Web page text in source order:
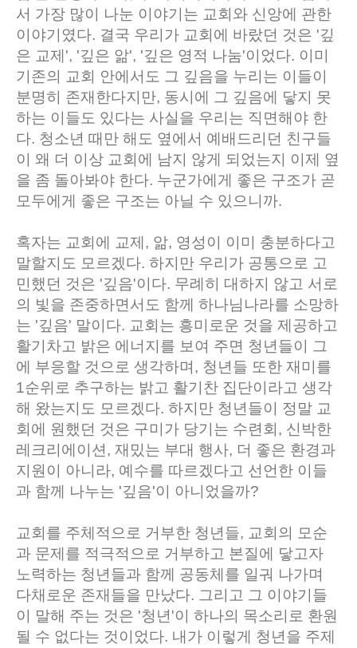
서 가장 많이 나눈 이야기는 교회와 신앙에 관한
이야기였다. 결국 우리가 교회에 바랐던 것은 '깊
은 교제', '깊은 앎', '깊은 영적 나눔'이었다. 이미
기존의 교회 안에서도 그 깊음을 누리는 이들이
분명히 존재한다지만, 동시에 그 깊음에 닿지 못
하는 이들도 있다는 사실을 우리는 직면해야 한
다. 청소년 때만 해도 옆에서 예배드리던 친구들
이 왜 더 이상 교회에 남지 않게 되었는지 이제 옆
을 좀 돌아봐야 한다. 누군가에게 좋은 구조가 곧
모두에게 좋은 구조는 아닐 수 있으니까.
혹자는 교회에 교제, 앎, 영성이 이미 충분하다고
말할지도 모르겠다. 하지만 우리가 공통으로 고
민했던 것은 '깊음'이다. 무례히 대하지 않고 서로
의 빛을 존중하면서도 함께 하나님나라를 소망하
는 '깊음' 말이다. 교회는 흥미로운 것을 제공하고
활기차고 밝은 에너지를 보여 주면 청년들이 그
에 부응할 것으로 생각하며, 청년들 또한 재미를
1순위로 추구하는 밝고 활기찬 집단이라고 생각
해 왔는지도 모르겠다. 하지만 청년들이 정말 교
회에 원했던 것은 구미가 당기는 수련회, 신박한
레크리에이션, 재밌는 부대 행사, 더 좋은 환경과
지원이 아니라, 예수를 따르겠다고 선언한 이들
과 함께 나누는 '깊음'이 아니었을까?
교회를 주체적으로 거부한 청년들, 교회의 모순
과 문제를 적극적으로 거부하고 본질에 닿고자
노력하는 청년들과 함께 공동체를 일궈 나가며
다채로운 존재들을 만났다. 그리고 그 이야기들
이 말해 주는 것은 '청년'이 하나의 목소리로 환원
될 수 없다는 것이었다. 내가 이렇게 청년을 주제